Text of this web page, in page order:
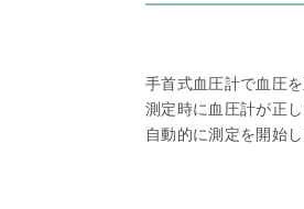
手首式血圧計で血圧
測定時に血圧計が正
自動的に測定を開始し